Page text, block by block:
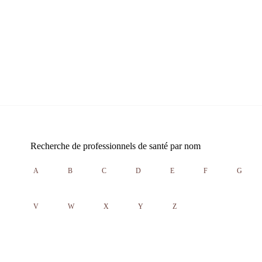
Recherche de professionnels de santé par nom
A B C D E F G
V W X Y Z